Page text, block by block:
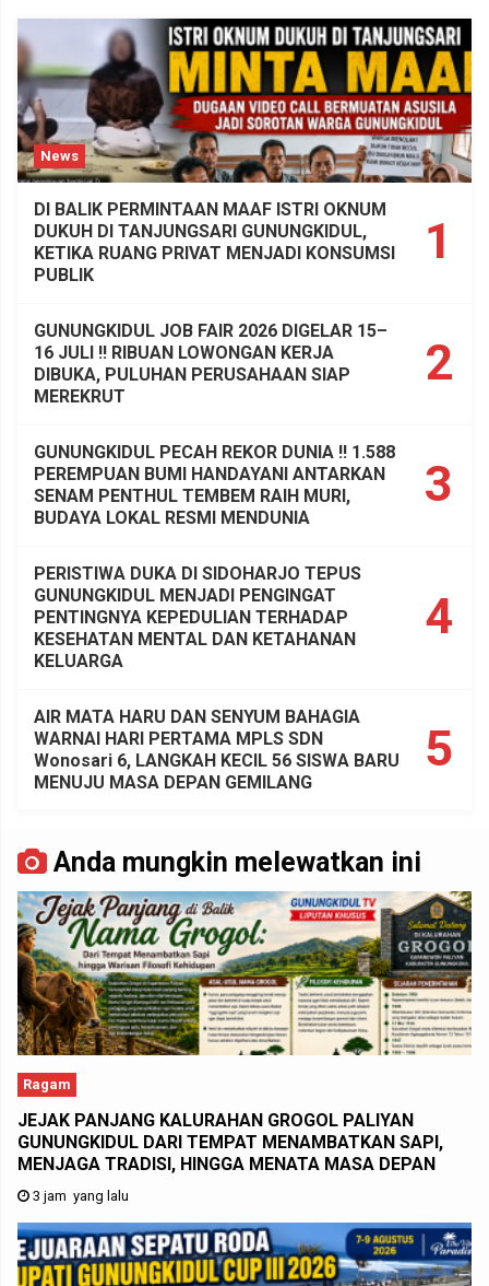
News
1
DI BALIK PERMINTAAN MAAF ISTRI OKNUM
DUKUH DI TANJUNGSARI GUNUNGKIDUL,
KETIKA RUANG PRIVAT MENJADI KONSUMSI
PUBLIK
2
GUNUNGKIDUL JOB FAIR 2026 DIGELAR 15–
16 JULI !! RIBUAN LOWONGAN KERJA
DIBUKA, PULUHAN PERUSAHAAN SIAP
MEREKRUT
3
GUNUNGKIDUL PECAH REKOR DUNIA !! 1.588
PEREMPUAN BUMI HANDAYANI ANTARKAN
SENAM PENTHUL TEMBEM RAIH MURI,
BUDAYA LOKAL RESMI MENDUNIA
4
PERISTIWA DUKA DI SIDOHARJO TEPUS
GUNUNGKIDUL MENJADI PENGINGAT
PENTINGNYA KEPEDULIAN TERHADAP
KESEHATAN MENTAL DAN KETAHANAN
KELUARGA
5
AIR MATA HARU DAN SENYUM BAHAGIA
WARNAI HARI PERTAMA MPLS SDN
Wonosari 6, LANGKAH KECIL 56 SISWA BARU
MENUJU MASA DEPAN GEMILANG
Anda mungkin melewatkan ini
Ragam
JEJAK PANJANG KALURAHAN GROGOL PALIYAN
GUNUNGKIDUL DARI TEMPAT MENAMBATKAN SAPI,
MENJAGA TRADISI, HINGGA MENATA MASA DEPAN
3 jam yang lalu